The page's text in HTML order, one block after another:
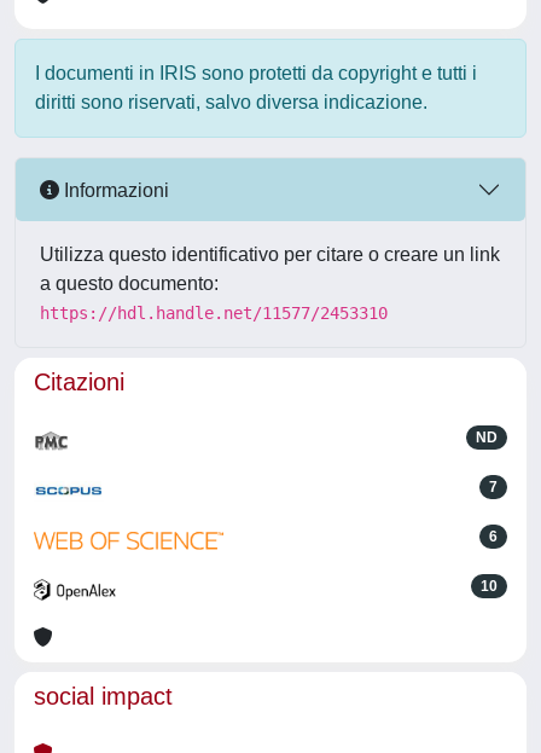
I documenti in IRIS sono protetti da copyright e tutti i
diritti sono riservati, salvo diversa indicazione.
Informazioni
Utilizza questo identificativo per citare o creare un link
a questo documento:
https://hdl.handle.net/11577/2453310
Citazioni
ND
7
6
10
social impact